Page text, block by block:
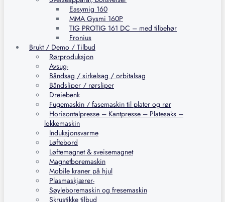
Easymig 160
MMA Gysmi 160P
TIG PROTIG 161 DC – med tilbehør
Fronius
Brukt / Demo / Tilbud
Rørproduksjon
Avsug-
Båndsag / sirkelsag / orbitalsag
Båndsliper / rørsliper
Dreiebenk
Fugemaskin / fasemaskin til plater og rør
Horisontalpresse – Kantpresse – Platesaks –
lokkemaskin
Induksjonsvarme
Løftebord
Løftemagnet & sveisemagnet
Magnetboremaskin
Mobile kraner på hjul
Plasmaskjærer-
Søyleboremaskin og fresemaskin
Skrustikke tilbud